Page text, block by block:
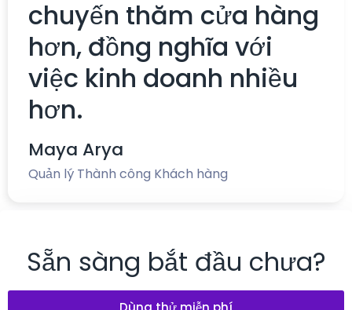
chuyến thăm cửa hàng
hơn, đồng nghĩa với
việc kinh doanh nhiều
hơn.
Maya Arya
Quản lý Thành công Khách hàng
Sẵn sàng bắt đầu chưa?